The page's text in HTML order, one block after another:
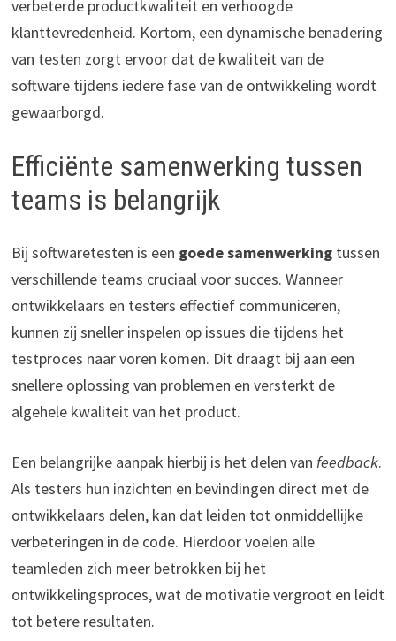
verbeterde productkwaliteit en verhoogde
klanttevredenheid. Kortom, een dynamische benadering
van testen zorgt ervoor dat de kwaliteit van de
software tijdens iedere fase van de ontwikkeling wordt
gewaarborgd.
Efficiënte samenwerking tussen
teams is belangrijk
Bij softwaretesten is een goede samenwerkingtussen
verschillende teams cruciaal voor succes. Wanneer
ontwikkelaars en testers effectief communiceren,
kunnen zij sneller inspelen op issues die tijdens het
testproces naar voren komen. Dit draagt bij aan een
snellere oplossing van problemen en versterkt de
algehele kwaliteit van het product.
Een belangrijke aanpak hierbij is het delen van feedback.
Als testers hun inzichten en bevindingen direct met de
ontwikkelaars delen, kan dat leiden tot onmiddellijke
verbeteringen in de code. Hierdoor voelen alle
teamleden zich meer betrokken bij het
ontwikkelingsproces, wat de motivatie vergroot en leidt
tot betere resultaten.